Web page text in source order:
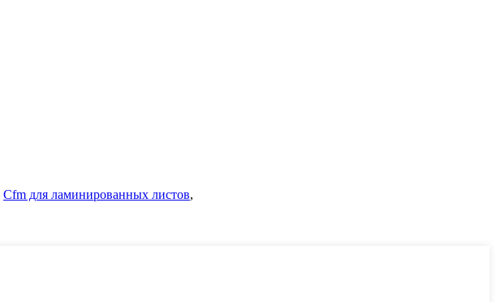
Cfm для ламинированных листов,